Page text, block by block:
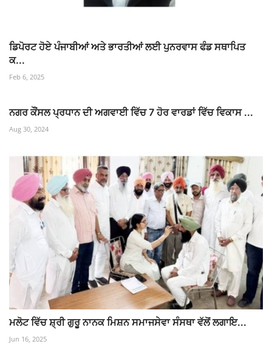
ਡਿਪੋਰਟ ਹੋਏ ਪੰਜਾਬੀਆਂ ਅਤੇ ਭਾਰਤੀਆਂ ਲਈ ਪੁਨਰਵਾਸ ਫੰਡ ਸਥਾਪਿਤ
ਕ...
Feb 6, 2025
ਨਗਰ ਕੌਂਸਲ ਪ੍ਰਧਾਨ ਦੀ ਅਗਵਾਈ ਵਿੱਚ 7 ਹੋਰ ਵਾਰਡਾਂ ਵਿੱਚ ਵਿਕਾਸ ...
Aug 30, 2024
ਮਲੋਟ ਵਿੱਚ ਸ਼੍ਰੀ ਗੁਰੂ ਨਾਨਕ ਮਿਸ਼ਨ ਸਮਾਜਸੇਵਾ ਸੰਸਥਾ ਵੱਲੋਂ ਲਗਾਇ...
Jun 16, 2025